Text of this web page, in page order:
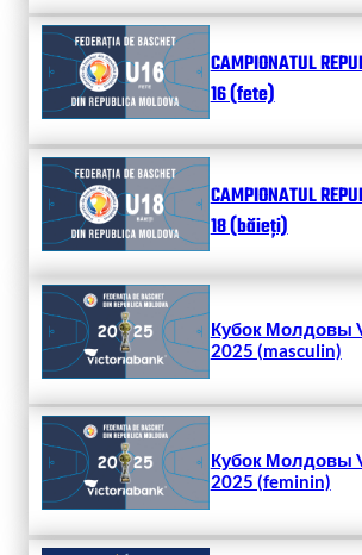
CAMPIONATUL
16 (fete)
CAMPIONATUL
18 (băieți)
Кубок Молдовы
2025 (masculin)
Кубок Молдовы
2025 (feminin)